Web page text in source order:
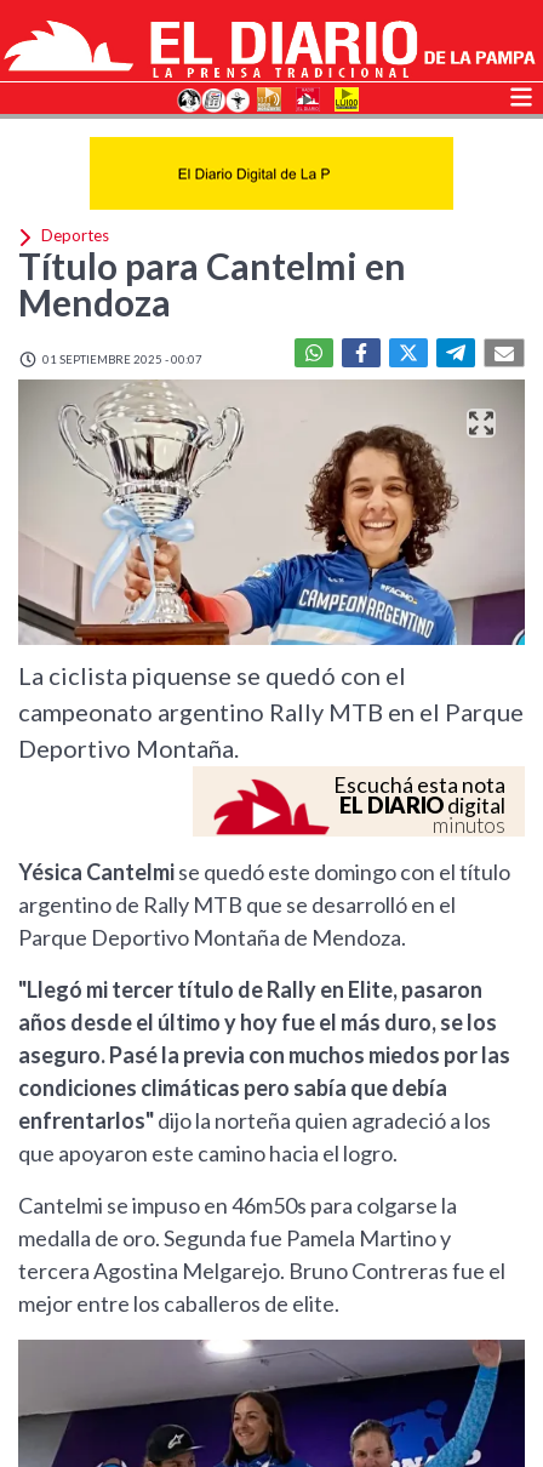
Deportes
Título para Cantelmi en
Mendoza
01 SEPTIEMBRE 2025 - 00:07
La ciclista piquense se quedó con el
campeonato argentino Rally MTB en el Parque
Deportivo Montaña.
Escuchá esta nota
EL DIARIOdigital
minutos
Yésica Cantelmise quedó este domingo con el título
argentino de Rally MTB que se desarrolló en el
Parque Deportivo Montaña de Mendoza.
"Llegó mi tercer título de Rally en Elite, pasaron
años desde el último y hoy fue el más duro, se los
aseguro. Pasé la previa con muchos miedos por las
condiciones climáticas pero sabía que debía
enfrentarlos"dijo la norteña quien agradeció a los
que apoyaron este camino hacia el logro.
Cantelmi se impuso en 46m50s para colgarse la
medalla de oro. Segunda fue Pamela Martino y
tercera Agostina Melgarejo. Bruno Contreras fue el
mejor entre los caballeros de elite.